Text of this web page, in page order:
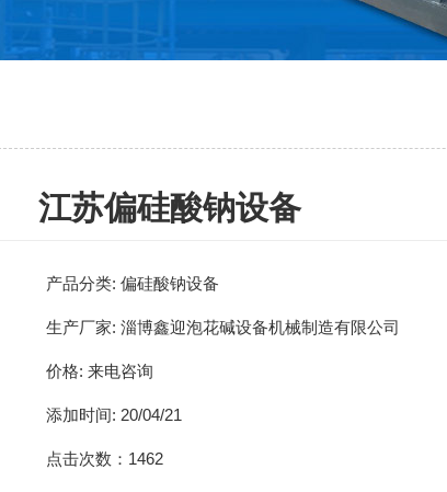
江苏偏硅酸钠设备
产品分类: 偏硅酸钠设备
生产厂家: 淄博鑫迎泡花碱设备机械制造有限公司
价格: 来电咨询
添加时间: 20/04/21
点击次数： 1462